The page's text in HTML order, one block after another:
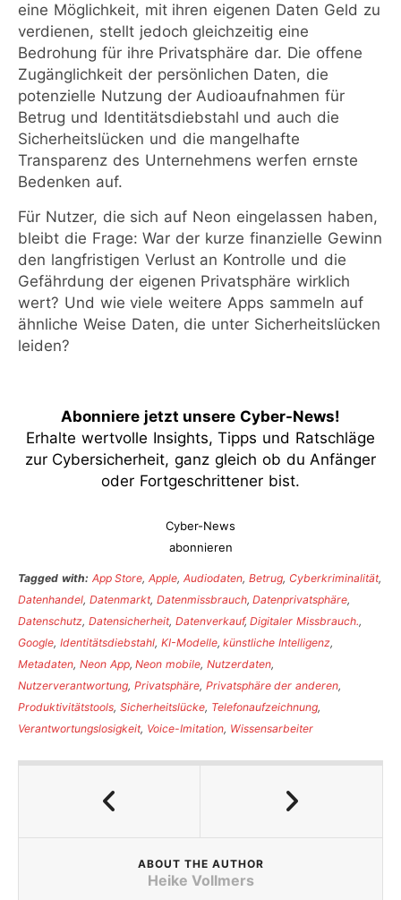
eine Möglichkeit, mit ihren eigenen Daten Geld zu
verdienen, stellt jedoch gleichzeitig eine
Bedrohung für ihre Privatsphäre dar. Die offene
Zugänglichkeit der persönlichen Daten, die
potenzielle Nutzung der Audioaufnahmen für
Betrug und Identitätsdiebstahl und auch die
Sicherheitslücken und die mangelhafte
Transparenz des Unternehmens werfen ernste
Bedenken auf.
Für Nutzer, die sich auf Neon eingelassen haben,
bleibt die Frage: War der kurze finanzielle Gewinn
den langfristigen Verlust an Kontrolle und die
Gefährdung der eigenen Privatsphäre wirklich
wert? Und wie viele weitere Apps sammeln auf
ähnliche Weise Daten, die unter Sicherheitslücken
leiden?
Abonniere jetzt unsere Cyber-News!
Erhalte wertvolle Insights, Tipps und Ratschläge
zur Cybersicherheit, ganz gleich ob du Anfänger
oder Fortgeschrittener bist.
Cyber-News
abonnieren
Tagged with: App Store,Apple,Audiodaten, Betrug, Cyberkriminalität,
Datenhandel, Datenmarkt, Datenmissbrauch,Datenprivatsphäre,
Datenschutz, Datensicherheit, Datenverkauf,Digitaler Missbrauch.,
Google, Identitätsdiebstahl, KI-Modelle,künstliche Intelligenz,
Metadaten, Neon App,Neon mobile,Nutzerdaten,
Nutzerverantwortung, Privatsphäre, Privatsphäre der anderen,
Produktivitätstools, Sicherheitslücke, Telefonaufzeichnung,
Verantwortungslosigkeit, Voice-Imitation, Wissensarbeiter
ABOUT THE AUTHOR
Heike Vollmers